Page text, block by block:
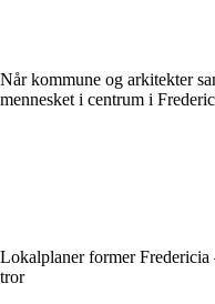
Når kommune og arkitekter
mennesket i centrum i
Lokalplaner former Fredericia
tror